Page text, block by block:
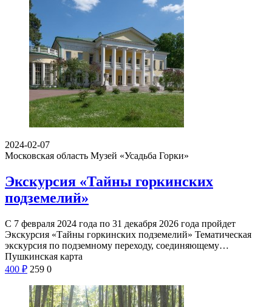
2024-02-07
Московская область Музей «Усадьба Горки»
Экскурсия «Тайны горкинских
подземелий»
С 7 февраля 2024 года по 31 декабря 2026 года пройдет
Экскурсия «Тайны горкинских подземелий» Тематическая
экскурсия по подземному переходу, соединяющему…
Пушкинская карта
400 ₽ 259 0